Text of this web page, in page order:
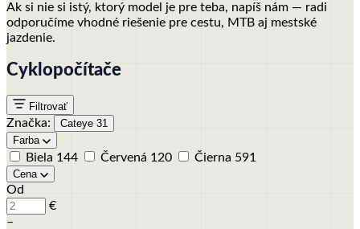
Ak si nie si istý, ktorý model je pre teba, napíš nám — radi
odporučíme vhodné riešenie pre cestu, MTB aj mestské
jazdenie.
Cyklopočítače
Filtrovať
Značka: Cateye 31
Farba
Biela 144 Červená 120 Čierna 591
Cena
Od
€
–